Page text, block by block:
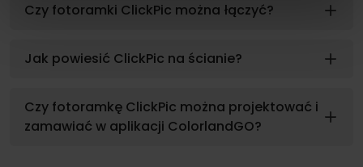
Czy fotoramki ClickPic można łączyć?
Jak powiesić ClickPic na ścianie?
Czy fotoramkę ClickPic można projektować i
zamawiać w aplikacji ColorlandGO?